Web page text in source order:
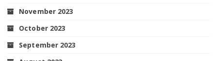
November 2023
October 2023
September 2023